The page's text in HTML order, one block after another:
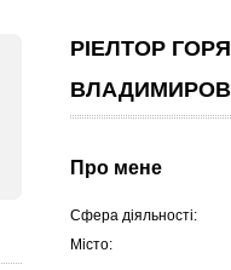
РІЕЛТОР
Про мене
Сфера діяльності:
Місто: